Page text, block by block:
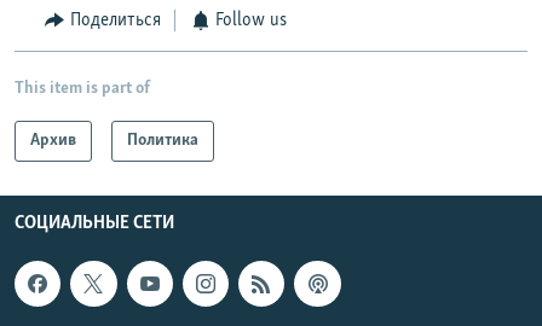
Поделиться Follow us
This item is part of
Архив Политика
СОЦИАЛЬНЫЕ СЕТИ